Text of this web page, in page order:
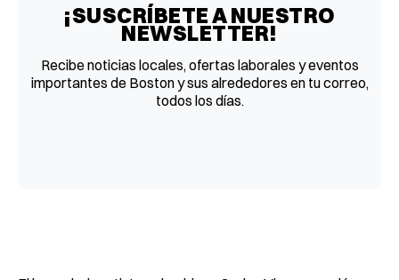
¡SUSCRÍBETE A NUESTRO
NEWSLETTER!
Recibe noticias locales, ofertas laborales y eventos
importantes de Boston y sus alrededores en tu correo,
todos los días.